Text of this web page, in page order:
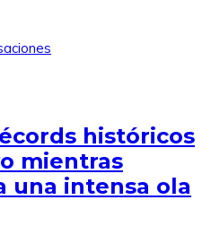
históricos
mientras
una intensa ola